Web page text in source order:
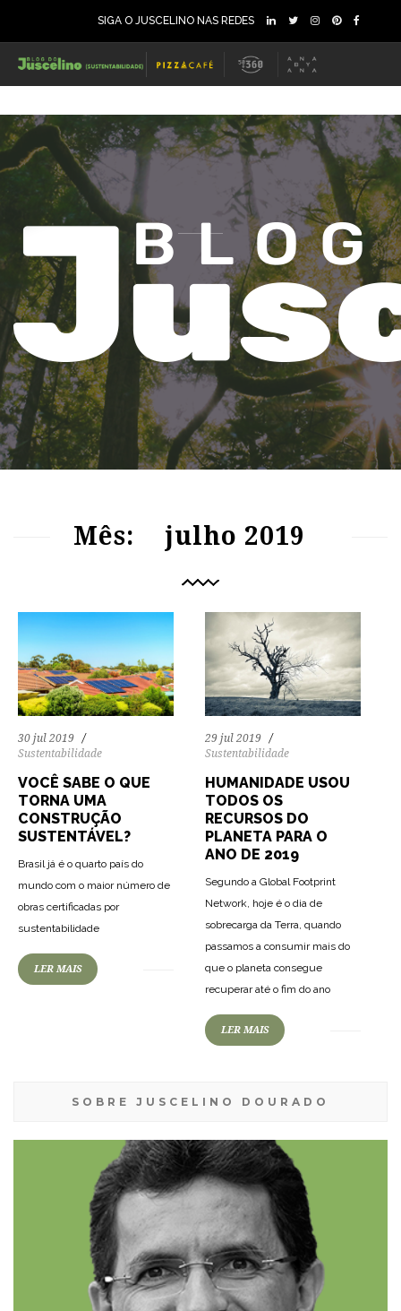
SIGA O JUSCELINO NAS REDES
Mês: julho 2019
30 jul 2019
Sustentabilidade
VOCÊ SABE O QUE
TORNA UMA
CONSTRUÇÃO
SUSTENTÁVEL?
Brasil já é o quarto país do
mundo com o maior número de
obras certificadas por
sustentabilidade
LER MAIS
29 jul 2019
Sustentabilidade
HUMANIDADE USOU
TODOS OS
RECURSOS DO
PLANETA PARA O
ANO DE 2019
Segundo a Global Footprint
Network, hoje é o dia de
sobrecarga da Terra, quando
passamos a consumir mais do
que o planeta consegue
recuperar até o fim do ano
LER MAIS
SOBRE JUSCELINO DOURADO